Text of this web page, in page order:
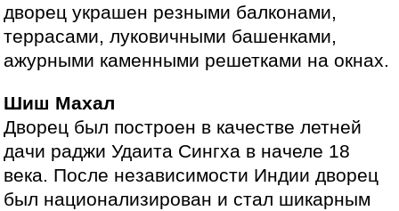
дворец украшен резными балконами,
террасами, луковичными башенками,
ажурными каменными решетками на окнах.
Шиш Махал
Дворец был построен в качестве летней
дачи раджи Удаита Сингха в начеле 18
века. После независимости Индии дворец
был национализирован и стал шикарным